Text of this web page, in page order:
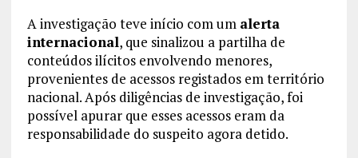
A investigação teve início com um alerta
internacional, que sinalizou a partilha de
conteúdos ilícitos envolvendo menores,
provenientes de acessos registados em território
nacional. Após diligências de investigação, foi
possível apurar que esses acessos eram da
responsabilidade do suspeito agora detido.